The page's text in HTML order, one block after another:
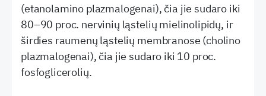
(etanolamino plazmalogenai), čia jie sudaro iki
80–90 proc. nervinių ląstelių mielinolipidų, ir
širdies raumenų ląstelių membranose (cholino
plazmalogenai), čia jie sudaro iki 10 proc.
fosfoglicerolių.